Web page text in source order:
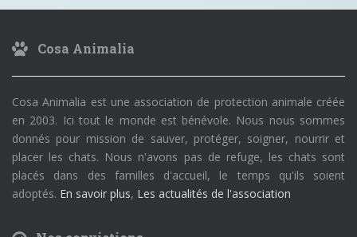
Cosa Animalia
Cosa Animalia est une association de protection animale créée
en 2003. Ici tout le monde est bénévole. Nous nous sommes
donnés pour mission de sauver, protéger, soigner, nourrir et
placer les chats. Nous n'avons pas de refuge, les chats sont
placés dans des familles d'accueil, le temps qu'ils soient
adoptés. En savoir plus, Les actualités de l'association